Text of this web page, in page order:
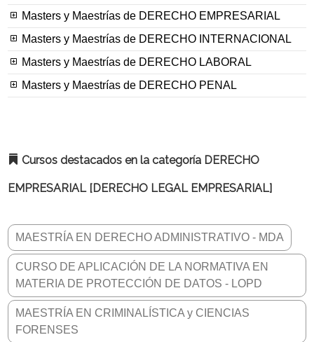
Masters y Maestrías de DERECHO EMPRESARIAL
Masters y Maestrías de DERECHO INTERNACIONAL
Masters y Maestrías de DERECHO LABORAL
Masters y Maestrías de DERECHO PENAL
Cursos destacados en la categoría DERECHO
EMPRESARIAL [DERECHO LEGAL EMPRESARIAL]
MAESTRÍA EN DERECHO ADMINISTRATIVO - MDA
CURSO DE APLICACIÓN DE LA NORMATIVA EN
MATERIA DE PROTECCIÓN DE DATOS - LOPD
MAESTRÍA EN CRIMINALÍSTICA y CIENCIAS
FORENSES